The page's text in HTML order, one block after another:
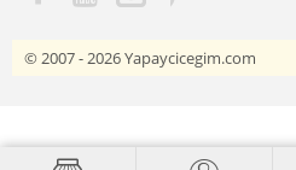
© 2007 - 2026Yapaycicegim.com